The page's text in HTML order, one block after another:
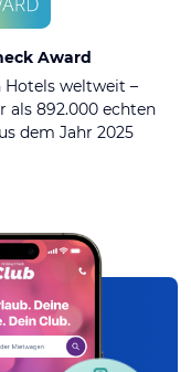
Award
Hotels weltweit –
als 892.000 echten
dem Jahr 2025